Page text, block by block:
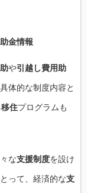
金情報
や引越し費用助
体的な制度内容と
移住プログラムも
な支援制度を設け
って、経済的な支